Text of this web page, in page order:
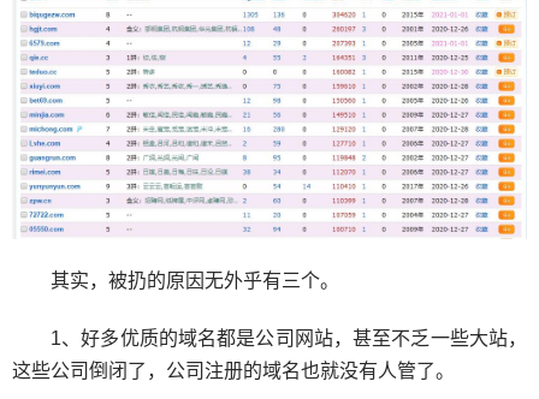
其实，被扔的原因无外乎有三个。
1、好多优质的域名都是公司网站，甚至不乏一些大站，
这些公司倒闭了，公司注册的域名也就没有人管了。